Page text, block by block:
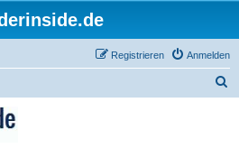
Anmelden
Registrieren